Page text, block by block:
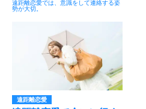
遠距離恋愛では、意識をして連絡する姿
勢が大切。
遠距離恋愛